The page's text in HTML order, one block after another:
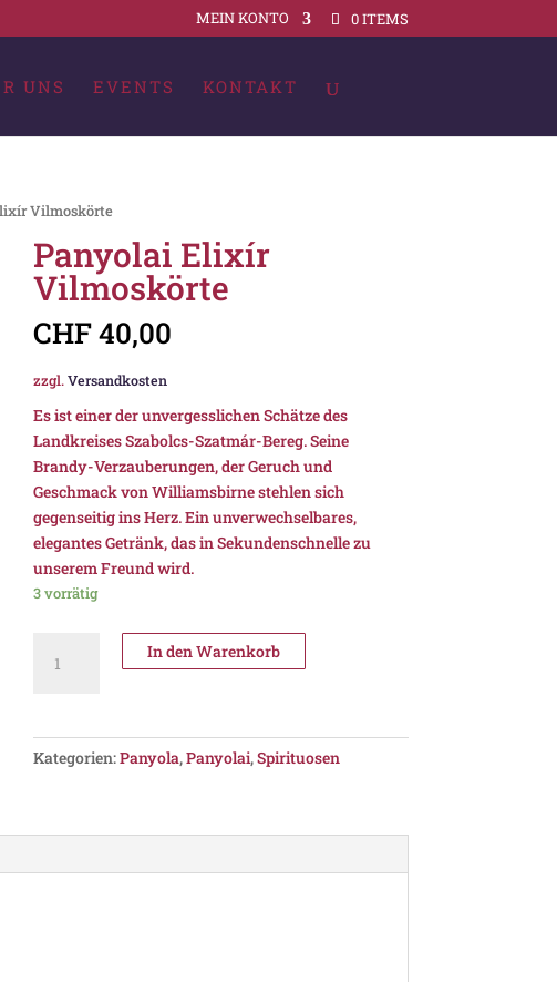
MEIN KONTO 0 ITEMS
UNS EVENTS KONTAKT
Vilmoskörte
Panyolai Elixír
Vilmoskörte
CHF40,00
zzgl.Versandkosten
Es ist einer der unvergesslichen Schätze des
Landkreises Szabolcs-Szatmár-Bereg. Seine
Brandy-Verzauberungen, der Geruch und
Geschmack von Williamsbirne stehlen sich
gegenseitig ins Herz. Ein unverwechselbares,
elegantes Getränk, das in Sekundenschnelle zu
unserem Freund wird.
3 vorrätig
Elixír
In den Warenkorb
Kategorien:Panyola,Panyolai,Spirituosen